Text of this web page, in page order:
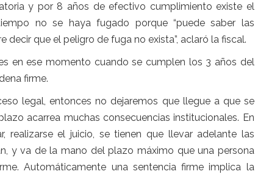
y por 8 años de efectivo cumplimiento existe el
no se haya fugado porque “puede saber las
que el peligro de fuga no exista”, aclaró la fiscal.
en ese momento cuando se cumplen los 3 años del
firme.
legal, entonces no dejaremos que llegue a que se
acarrea muchas consecuencias institucionales. En
realizarse el juicio, se tienen que llevar adelante las
y va de la mano del plazo máximo que una persona
Automáticamente una sentencia firme implica la